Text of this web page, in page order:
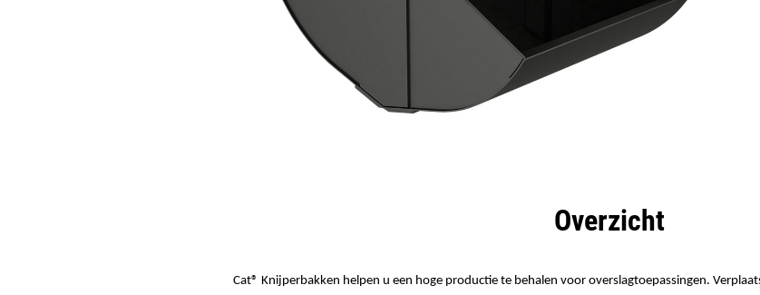
Overzicht
Cat® Knijperbakken helpen u een hoge productie te behalen voor overslagtoepassingen.